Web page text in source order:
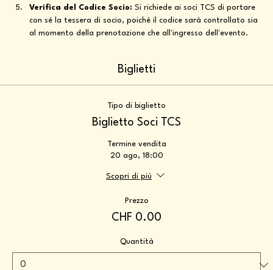
Verifica del Codice Socio: Si richiede ai soci TCS di portare
con sé la tessera di socio, poiché il codice sarà controllato sia
al momento della prenotazione che all'ingresso dell'evento.
Biglietti
Tipo di biglietto
Biglietto Soci TCS
Termine vendita
20 ago, 18:00
Scopri di più
Prezzo
CHF 0.00
Quantità